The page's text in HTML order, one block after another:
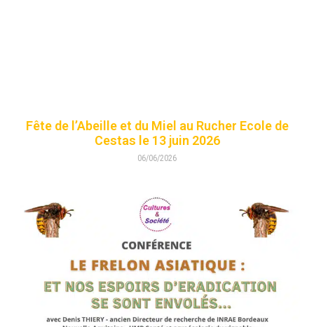
Fête de l’Abeille et du Miel au Rucher Ecole de
Cestas le 13 juin 2026
06/06/2026